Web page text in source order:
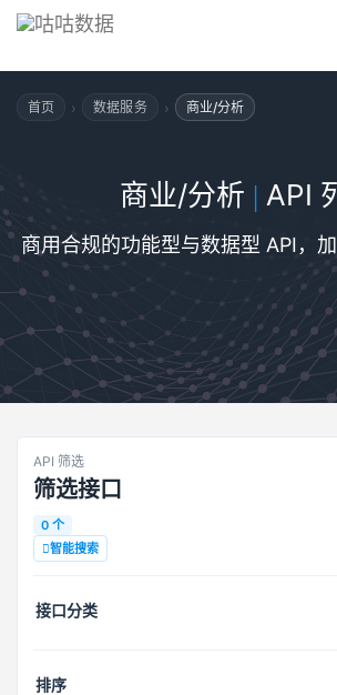
首页 › 数据服务 › 商业/分析
商业/分析 | API
商用合规的功能型与数据型 API，
API 筛选
筛选接口
0 个
智能搜索
接口分类
排序